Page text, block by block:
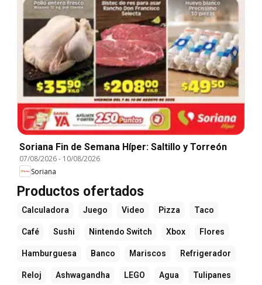
Soriana Fin de Semana Híper: Saltillo y Torreón
07/08/2026- 10/08/2026
Soriana
Productos ofertados
Calculadora Juego Video Pizza Taco
Café Sushi Nintendo Switch Xbox Flores
Hamburguesa Banco Mariscos Refrigerador
Reloj Ashwagandha LEGO Agua Tulipanes